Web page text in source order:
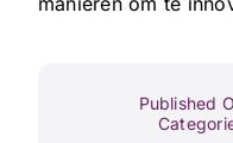
Published